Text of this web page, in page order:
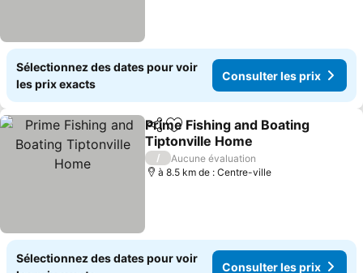
Sélectionnez des dates pour voir
les prix exacts
Consulter les prix
PartagerAjouter à mes favoris
Prime Fishing and Boating
Tiptonville Home
/
Aucune évaluation
à 8.5 km de : Centre-ville
Sélectionnez des dates pour voir
Consulter les prix